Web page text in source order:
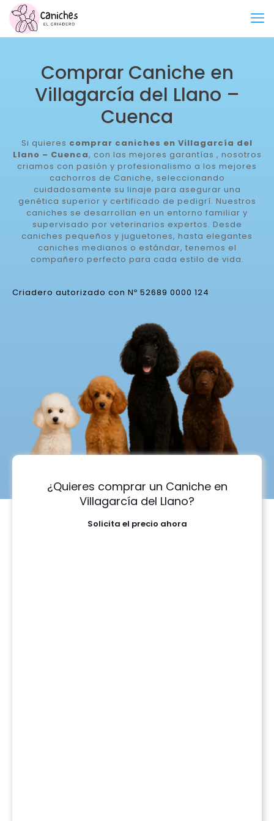
Comprar Caniche en
Villagarcía del Llano –
Cuenca
Si quieres comprar caniches en Villagarcía del
Llano – Cuenca, con las mejores garantías , nosotros
criamos con pasión y profesionalismo a los mejores
cachorros de Caniche, seleccionando
cuidadosamente su linaje para asegurar una
genética superior y certificado de pedigrí. Nuestros
caniches se desarrollan en un entorno familiar y
supervisado por veterinarios expertos. Desde
caniches pequeños y juguetones, hasta elegantes
caniches medianos o estándar, tenemos el
compañero perfecto para cada estilo de vida.
Criadero autorizado con Nº 52689 0000 124
¿Quieres comprar un Caniche en
Villagarcía del Llano?
Solicita el precio ahora